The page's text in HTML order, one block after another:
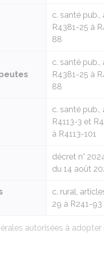
autorisées à
c. santé pub.,
R4381-25 à
88
c. santé pub.,
R4381-25 à
88
c. santé pub.,
R4113-3 et
à R4113-101
décret n°
du 14 août
c. rural,
29 à R241-93